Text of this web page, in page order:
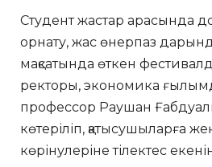
Студент жастар арасында
орнату, жас өнерпаз
мақсатында өткен
ректоры, экономика
профессор Раушан
көтеріліп, қатысушыларға
көрінулеріне тілектес